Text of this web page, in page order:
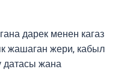
дарек менен кагаз
жашаган жери, кабыл
датасы жана